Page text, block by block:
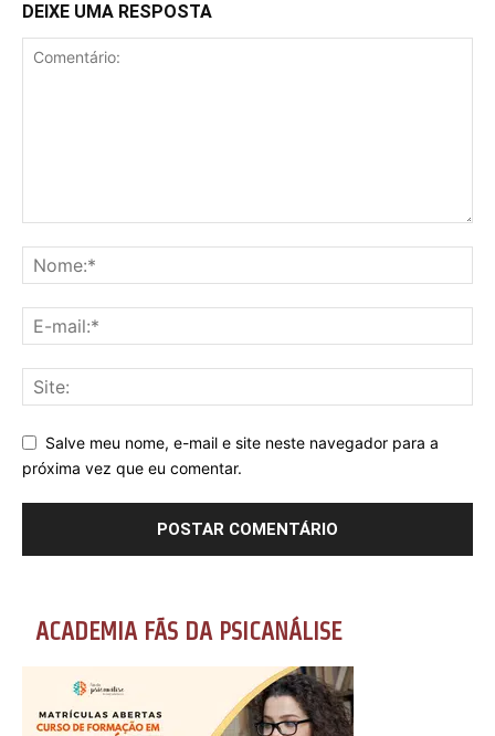
DEIXE UMA RESPOSTA
Salve meu nome, e-mail e site neste navegador para a
próxima vez que eu comentar.
ACADEMIA FÃS DA PSICANÁLISE